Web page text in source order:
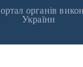
органів
України